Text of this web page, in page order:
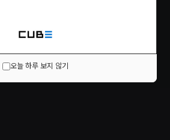
오늘 하루 보지 않기